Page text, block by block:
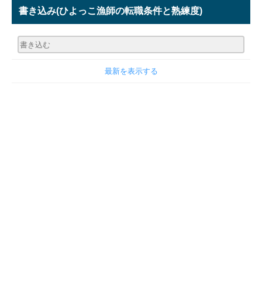
書き込み(ひよっこ漁師の転職条件と熟練度)
最新を表示する